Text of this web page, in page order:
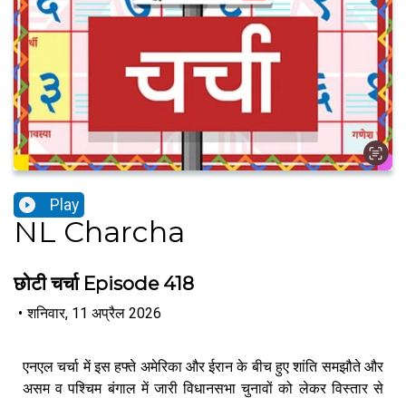
Play
NL Charcha
छोटी चर्चा Episode 418
• शनिवार, 11 अप्रैल 2026
एनएल चर्चा में इस हफ्ते अमेरिका और ईरान के बीच हुए शांति समझौते और
असम व पश्चिम बंगाल में जारी विधानसभा चुनावों को लेकर विस्तार से